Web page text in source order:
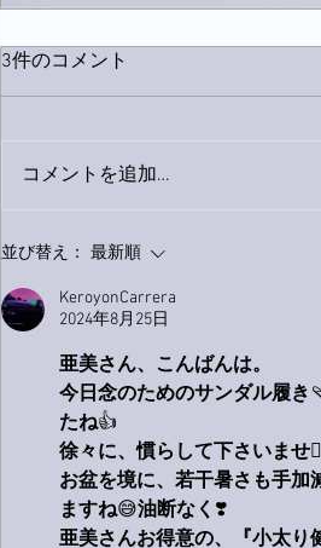
3件のコメント
コメントを追加…
並び替え： 最新順
KeroyonCarrera
2024年8月25日
亜美さん、こんばんは。
今日念のためのサンダル履き
たね👍
徐々に、慣らして下さいませ
お盆を境に、若干暑さも手加
ますね😅油断なく ❣️
亜美さんお得意の、『小太り